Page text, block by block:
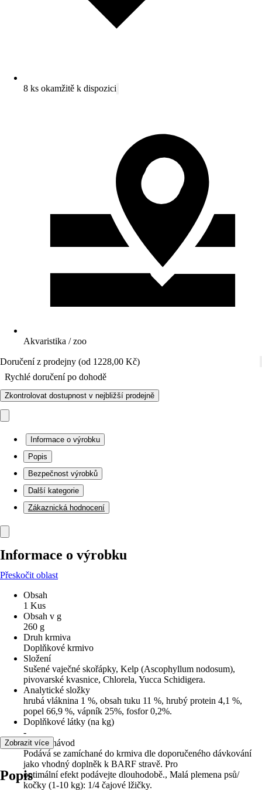
8 ks okamžitě k dispozici
Akvaristika / zoo
Doručení z prodejny (od 1228,00 Kč)
Rychlé doručení po dohodě
Zkontrolovat dostupnost v nejbližší prodejně
Informace o výrobku
Popis
Bezpečnost výrobků
Další kategorie
Zákaznická hodnocení
Informace o výrobku
Přeskočit oblast
Obsah
1 Kus
Obsah v g
260 g
Druh krmiva
Doplňkové krmivo
Složení
Sušené vaječné skořápky, Kelp (Ascophyllum nodosum),
pivovarské kvasnice, Chlorela, Yucca Schidigera.
Analytické složky
hrubá vláknina 1 %, obsah tuku 11 %, hrubý protein 4,1 %,
popel 66,9 %, vápník 25%, fosfor 0,2%.
Doplňkové látky (na kg)
-
Krmný návod
Podává se zamíchané do krmiva dle doporučeného dávkování
jako vhodný doplněk k BARF stravě. Pro
optimální efekt podávejte dlouhodobě., Malá plemena psů/
kočky (1-10 kg): 1/4 čajové lžičky.
Zobrazit více
Popis